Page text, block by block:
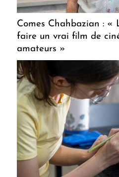
Comes Chahbazian : «
faire un vrai film de
amateurs »